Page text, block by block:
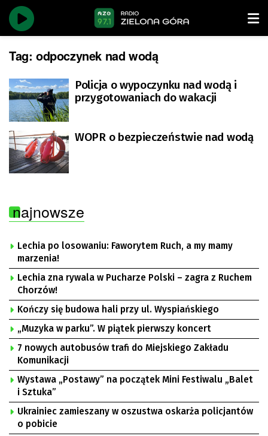
Tag: odpoczynek nad wodą
Policja o wypoczynku nad wodą i
przygotowaniach do wakacji
WOPR o bezpieczeństwie nad wodą
najnowsze
Lechia po losowaniu: Faworytem Ruch, a my mamy
marzenia!
Lechia zna rywala w Pucharze Polski – zagra z Ruchem
Chorzów!
Kończy się budowa hali przy ul. Wyspiańskiego
„Muzyka w parku”. W piątek pierwszy koncert
7 nowych autobusów trafi do Miejskiego Zakładu
Komunikacji
Wystawa „Postawy” na początek Mini Festiwalu „Balet
i Sztuka”
Ukrainiec zamieszany w oszustwa oskarża policjantów
o pobicie